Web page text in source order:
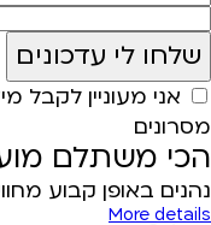
אני מעוניין לקבל
מסרונים
הכי משתלם
נהנים באופן קבוע
More details